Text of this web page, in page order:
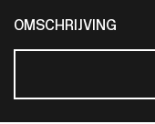
OMSCHRIJVING